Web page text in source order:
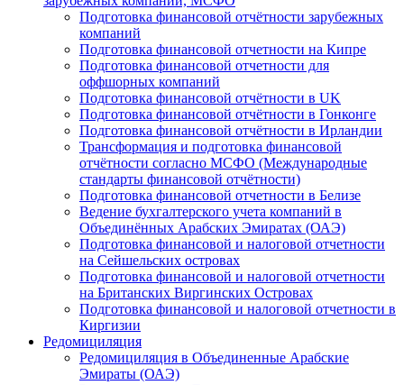
Подготовка финансовой отчётности зарубежных
компаний
Подготовка финансовой отчетности на Кипре
Подготовка финансовой отчетности для
оффшорных компаний
Подготовка финансовой отчётности в UK
Подготовка финансовой отчётности в Гонконге
Подготовка финансовой отчётности в Ирландии
Трансформация и подготовка финансовой
отчётности согласно МСФО (Международные
стандарты финансовой отчётности)
Подготовка финансовой отчетности в Белизе
Ведение бухгалтерского учета компаний в
Объединённых Арабских Эмиратах (ОАЭ)
Подготовка финансовой и налоговой отчетности
на Сейшельских островах
Подготовка финансовой и налоговой отчетности
на Британских Виргинских Островах
Подготовка финансовой и налоговой отчетности в
Киргизии
Редомициляция
Редомициляция в Объединенные Арабские
Эмираты (ОАЭ)